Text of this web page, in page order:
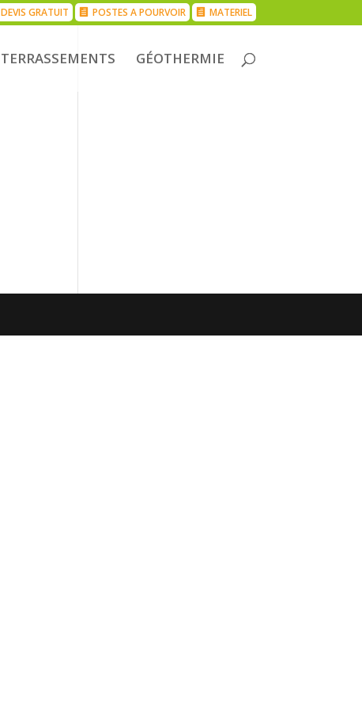
DEVIS GRATUIT POSTES A POURVOIR MATERIEL
TERRASSEMENTS GÉOTHERMIE